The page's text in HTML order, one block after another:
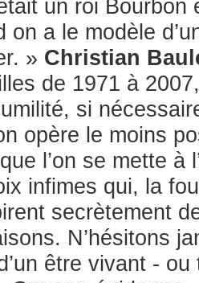
un roi Bourbon
on a le modèle
» Christian
de 1971 à
si
opère le moins
l’on se mette à
infimes qui, la
secrètement
N’hésitons
être vivant -